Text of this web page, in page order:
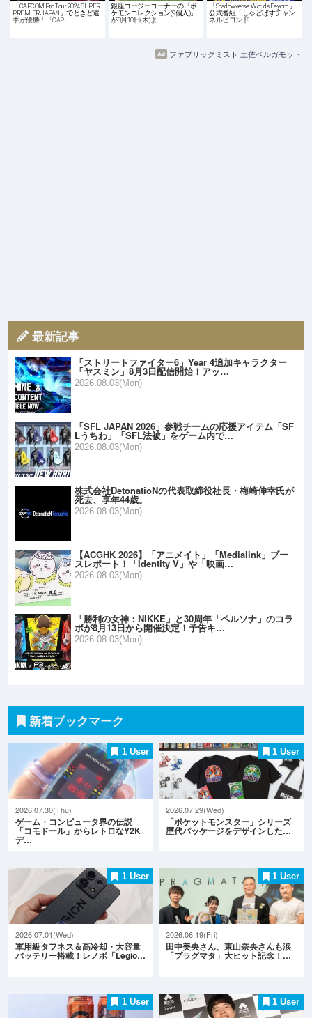
「CAPCOM Pro Tour 2024 SUPER
PREMIER JAPAN」でときど選
手が優勝！「CAP…
銀座コージーコーナーの「ポ
ケモンコレクション(9個入)」
が8月10日(木)よ…
「Shadowverse: Worlds Beyond」
公式番組「しゃどばすチャン
ネルビヨンド…
ファブリックミスト 土佐ベルガモット
最新記事
「ストリートファイター6」Year 4追加キャラクター
「ヤスミン」8月3日配信開始！アッ…
2026.08.03(Mon)
「SFL JAPAN 2026」参戦チームの応援アイテム「SF
Lうちわ」「SFL法被」をゲーム内で…
2026.08.03(Mon)
株式会社DetonatioNの代表取締役社長・梅崎伸幸氏が
死去、享年44歳。
2026.08.03(Mon)
【ACGHK 2026】「アニメイト」「Medialink」ブー
スレポート！「Identity V」や「映画…
2026.08.03(Mon)
「勝利の女神：NIKKE」と30周年「ペルソナ」のコラ
ボが8月13日から開催決定！予告キ…
2026.08.03(Mon)
新着ブックマーク
1 User
2026.07.30(Thu)
ゲーム・コンピュータ界の伝説
「コモドール」からレトロなY2K
デ…
1 User
2026.07.29(Wed)
「ポケットモンスター」シリーズ
歴代パッケージをデザインした…
1 User
2026.07.01(Wed)
軍用級タフネス＆高冷却・大容量
バッテリー搭載！レノボ「Legio…
1 User
2026.06.19(Fri)
田中美央さん、東山奈央さんも涙
「プラグマタ」大ヒット記念！…
1 User 1 User